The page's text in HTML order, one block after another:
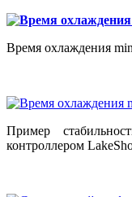
Время охлаждения
Пример
контроллером